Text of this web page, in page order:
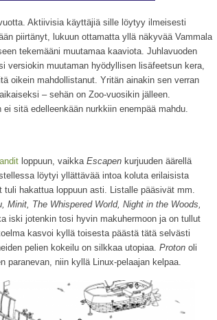
Aktiivisia käyttäjiä sille löytyy ilmeisesti
piirtänyt, lukuun ottamatta yllä näkyvää Vammala
tekemääni muutamaa kaaviota. Juhlavuoden
versiokin muutaman hyödyllisen lisäfeetsun kera,
oikein mahdollistanut. Yritän ainakin sen verran
– sehän on Zoo-vuosikin jälleen.
sitä edelleenkään nurkkiin enempää mahdu.
loppuun, vaikka Escapen kurjuuden äärellä
löytyi yllättävää intoa koluta erilaisista
hakattua loppuun asti. Listalle pääsivät mm.
Minit, The Whispered World, Night in the Woods,
iski jotenkin tosi hyvin makuhermoon ja on tullut
kasvoi kyllä toisesta päästä tätä selvästi
pelien kokeilu on silkkaa utopiaa. Proton oli
paranevan, niin kyllä Linux-pelaajan kelpaa.